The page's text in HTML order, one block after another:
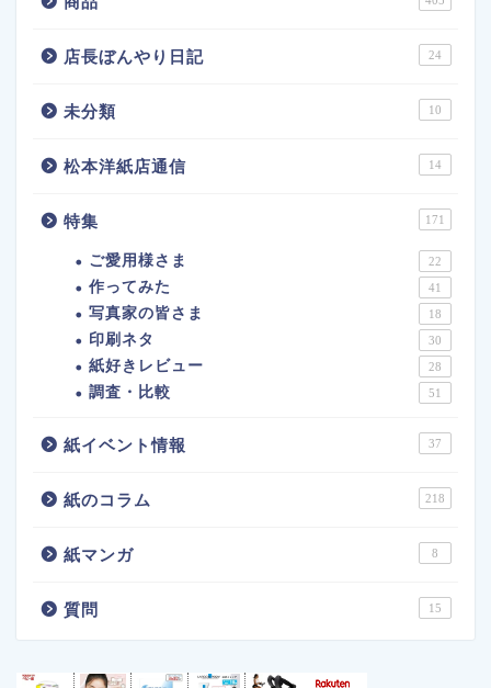
店長ぼんやり日記 24
未分類 10
松本洋紙店通信 14
特集 171
ご愛用様さま 22
作ってみた 41
写真家の皆さま 18
印刷ネタ 30
紙好きレビュー 28
調査・比較 51
紙イベント情報 37
紙のコラム 218
紙マンガ 8
質問 15